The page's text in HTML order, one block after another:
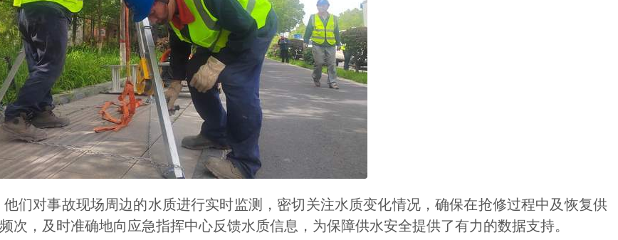
对事故现场周边的水质进行实时监测，密切关注水质变化情况，确保在抢修过程中及恢复供
，及时准确地向应急指挥中心反馈水质信息，为保障供水安全提供了有力的数据支持。